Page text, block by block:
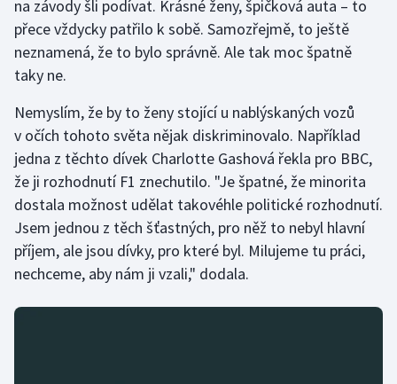
Stolní tenis
Triatlon
Vodní slalom
Volejbal
Ostatní
na závody šli podívat. Krásné ženy, špičková auta – to
přece vždycky patřilo k sobě. Samozřejmě, to ještě
neznamená, že to bylo správně. Ale tak moc špatně
taky ne.
Nemyslím, že by to ženy stojící u nablýskaných vozů
v očích tohoto světa nějak diskriminovalo. Například
jedna z těchto dívek Charlotte Gashová řekla pro BBC,
že ji rozhodnutí F1 znechutilo. "Je špatné, že minorita
dostala možnost udělat takovéhle politické rozhodnutí.
Jsem jednou z těch šťastných, pro něž to nebyl hlavní
příjem, ale jsou dívky, pro které byl. Milujeme tu práci,
nechceme, aby nám ji vzali," dodala.